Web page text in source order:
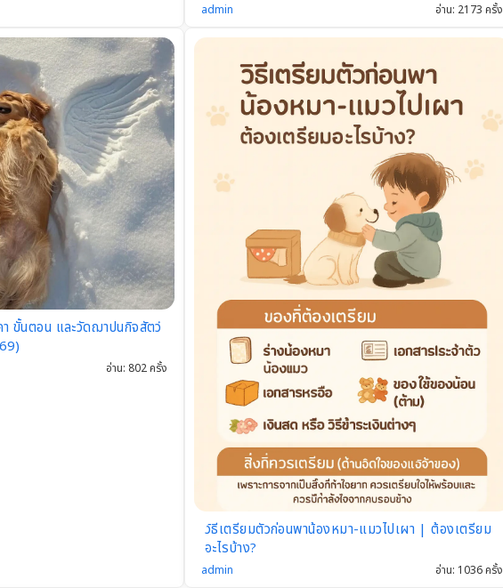
อ่าน: 2173 ครั้ง
admin
า ขั้นตอน และวัดฌาปนกิจสัตว์
อ่าน: 802 ครั้ง
วิธีเตรียมตัวก่อนพาน้องหมา-แมวไปเผา | ต้องเตรียม
อะไรบ้าง?
อ่าน: 1036 ครั้ง
admin